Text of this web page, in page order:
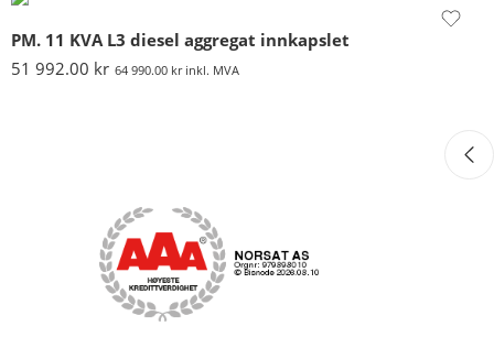
PM. 11 KVA L3 diesel aggregat innkapslet
51 992.00 kr 64 990.00 krinkl. MVA